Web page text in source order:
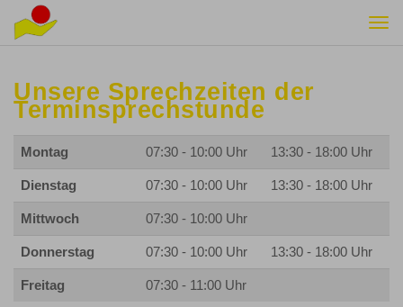
Unsere Sprechzeiten der
Terminsprechstunde
Montag 07:30 - 10:00 Uhr 13:30 - 18:00 Uhr
Dienstag 07:30 - 10:00 Uhr 13:30 - 18:00 Uhr
Mittwoch 07:30 - 10:00 Uhr
Donnerstag 07:30 - 10:00 Uhr 13:30 - 18:00 Uhr
Freitag 07:30 - 11:00 Uhr